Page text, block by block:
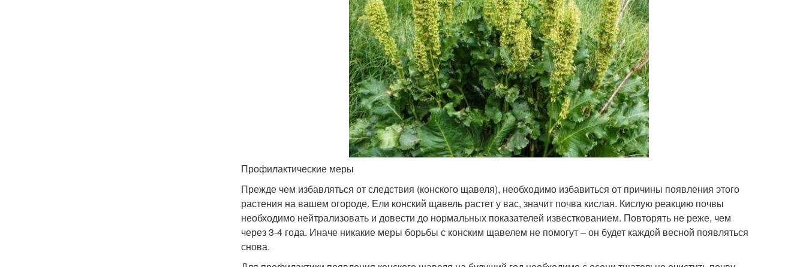
Профилактические меры
Прежде чем избавляться от следствия (конского щавеля), необходимо избавиться от причины появления этого
растения на вашем огороде. Ели конский щавель растет у вас, значит почва кислая. Кислую реакцию почвы
необходимо нейтрализовать и довести до нормальных показателей известкованием. Повторять не реже, чем
через 3-4 года. Иначе никакие меры борьбы с конским щавелем не помогут – он будет каждой весной появляться
снова.